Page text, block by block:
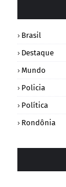
Brasil
Destaque
Mundo
Policia
Política
Rondônia